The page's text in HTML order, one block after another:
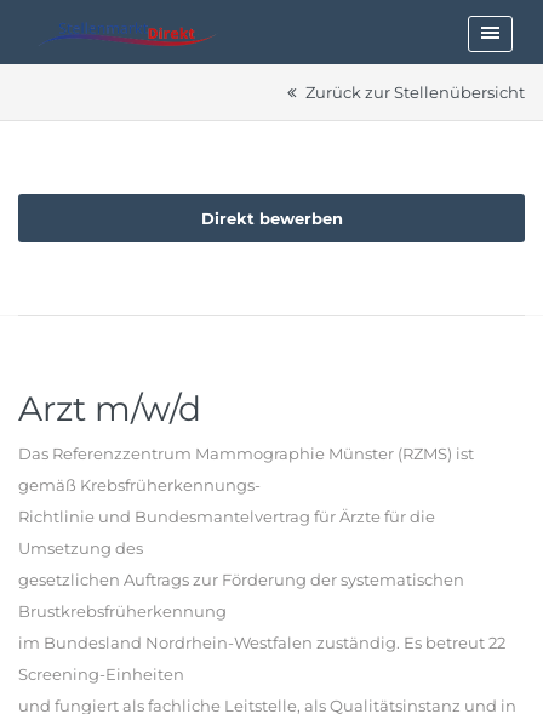
Zurück zur Stellenübersicht
Direkt bewerben
Arzt m/w/d
Das Referenzzentrum Mammographie Münster (RZMS) ist
gemäß Krebsfrüherkennungs-
Richtlinie und Bundesmantelvertrag für Ärzte für die
Umsetzung des
gesetzlichen Auftrags zur Förderung der systematischen
Brustkrebsfrüherkennung
im Bundesland Nordrhein-Westfalen zuständig. Es betreut 22
Screening-Einheiten
und fungiert als fachliche Leitstelle, als Qualitätsinstanz und in